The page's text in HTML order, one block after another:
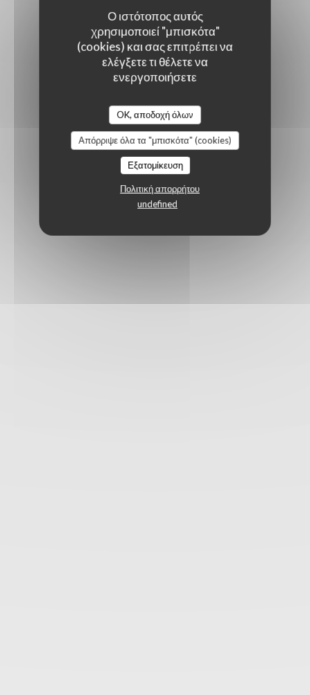
Ο ιστότοπος αυτός
χρησιμοποιεί "μπισκότα"
(cookies) και σας επιτρέπει να
ελέγξετε τι θέλετε να
ενεργοποιήσετε
OK, αποδοχή όλων
Απόρριψε όλα τα "μπισκότα" (cookies)
Εξατομίκευση
Πολιτική απορρήτου
undefined